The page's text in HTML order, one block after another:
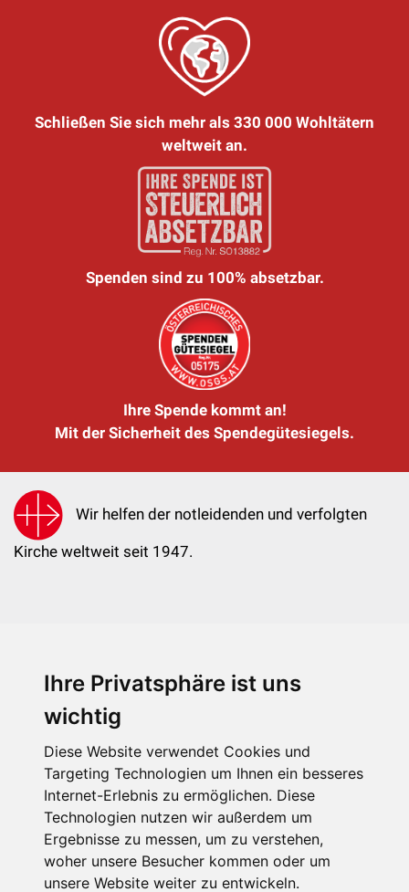
Ihre Privatsphäre ist uns
wichtig
Diese Website verwendet Cookies und
Targeting Technologien um Ihnen ein besseres
Internet-Erlebnis zu ermöglichen. Diese
Technologien nutzen wir außerdem um
Ergebnisse zu messen, um zu verstehen,
woher unsere Besucher kommen oder um
unsere Website weiter zu entwickeln.
Schließen Sie sich mehr als 330 000 Wohltätern
weltweit an.
Spenden sind zu 100% absetzbar.
Ihre Spende kommt an!
Mit der Sicherheit des Spendegütesiegels.
Wir helfen der notleidenden und verfolgten
Kirche weltweit seit 1947.
KIRCHE IN NOT - Österreich
kin@kircheinnot.at
KIN weltweit